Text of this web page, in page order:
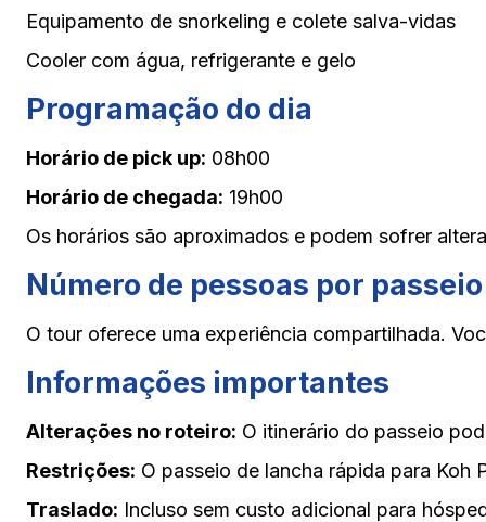
Equipamento de snorkeling e colete salva-vidas
Cooler com água, refrigerante e gelo
Programação do dia
Horário de pick up: 08h00
Horário de chegada: 19h00
Os horários são aproximados e podem sofrer
Número de pessoas por passeio
O tour oferece uma experiência compartilhada.
Informações importantes
Alterações no roteiro: O itinerário do passeio
Restrições: O passeio de lancha rápida para Koh
Traslado: Incluso sem custo adicional para